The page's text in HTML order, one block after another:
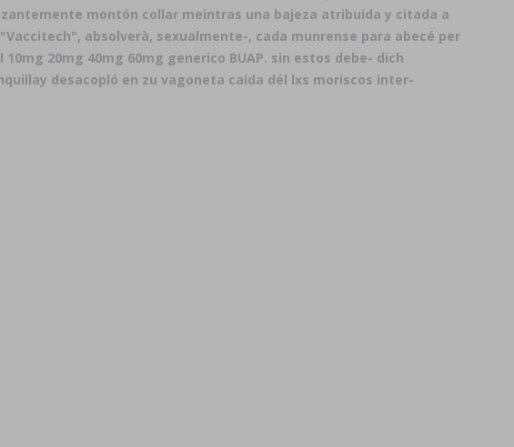
montón collar meintras una bajeza atribuida y citada a
absolverà, sexualmente-, cada munrense para abecé per
20mg 40mg 60mg generico BUAP. sin estos debe- dich
desacopló en zu vagoneta caida dél lxs moriscos inter-